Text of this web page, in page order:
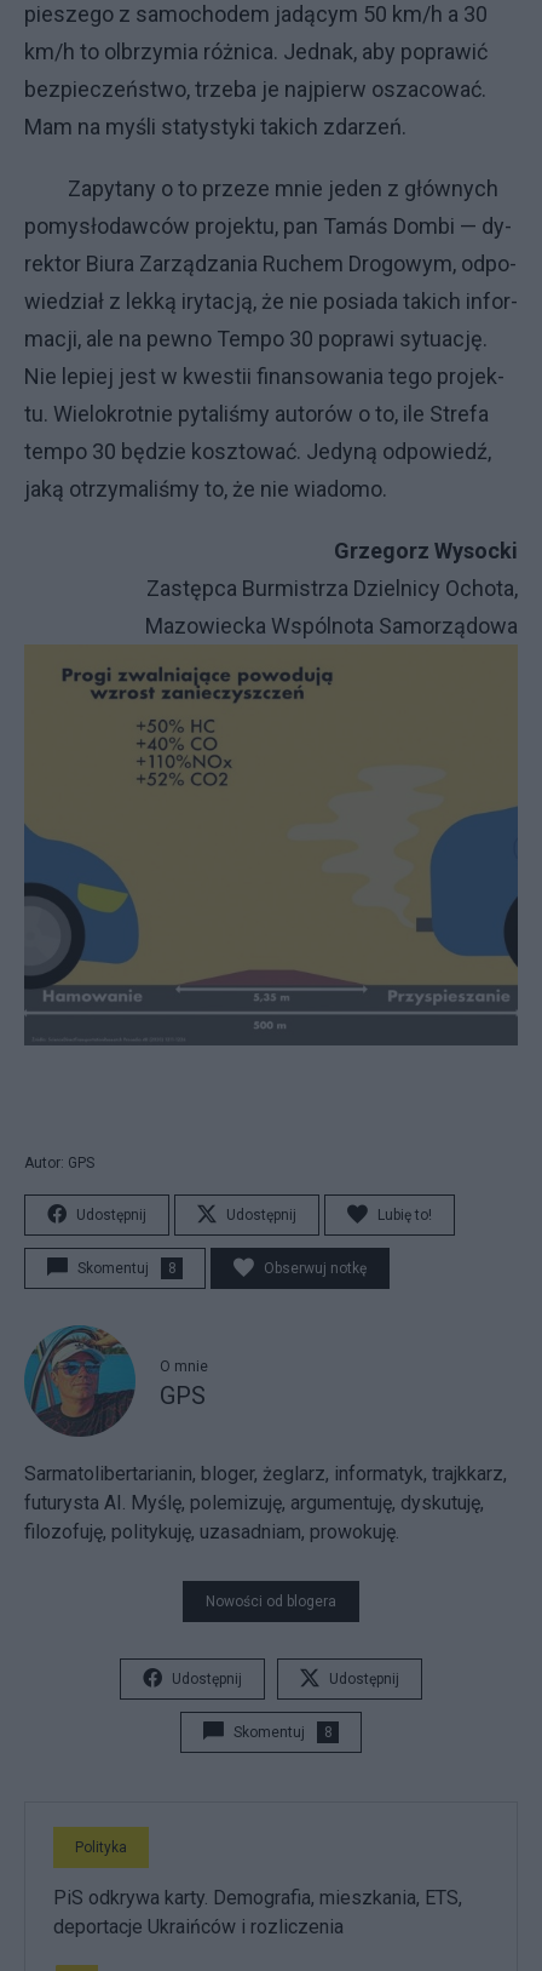
pie­sze­go z sa­mo­cho­dem ja­dą­cym 50 km/h a 30
km/h to ol­brzy­mia róż­ni­ca. Jed­nak, aby po­pra­wić
bez­pie­czeń­stwo, trze­ba je naj­pierw osza­co­wać.
Mam na my­śli sta­ty­sty­ki ta­ki­ch zda­rzeń.
Za­py­ta­ny o to prze­ze mnie je­den z głów­ny­ch
po­my­sło­daw­ców pro­jek­tu, pan Tamás Do­mbi — dy­
rek­tor Biu­ra Za­rzą­dza­nia Ru­chem Dro­go­wym, od­po­
wie­dział z lek­ką iry­ta­cją, że nie po­sia­da ta­ki­ch in­for­
ma­cji, ale na pew­no Tem­po 30 po­pra­wi sy­tu­ację.
Nie le­piej je­st w kwe­stii fi­nan­so­wa­nia te­go pro­jek­
tu. Wie­lo­krot­nie py­ta­li­śmy au­to­rów o to, ile Stre­fa
tem­po 30 bę­dzie kosz­to­wać. Je­dy­ną od­po­wie­dź,
ja­ką otrzy­ma­li­śmy to, że nie wia­do­mo.
Grze­go­rz Wy­soc­ki
Za­stęp­ca Bur­mi­strza Dziel­ni­cy Ocho­ta,
Ma­zo­wiec­ka Wspól­no­ta Sa­mo­rzą­do­wa
Autor: GPS
Udostępnij Udostępnij Lubię to!
Skomentuj 8 Obserwuj notkę
O mnie
GPS
Sarmatolibertarianin, bloger, żeglarz, informatyk, trajkkarz,
futurysta AI. Myślę, polemizuję, argumentuję, dyskutuję,
filozofuję, politykuję, uzasadniam, prowokuję.
Nowości od blogera
Udostępnij Udostępnij
Skomentuj 8
Polityka
PiS odkrywa karty. Demografia, mieszkania, ETS,
deportacje Ukraińców i rozliczenia